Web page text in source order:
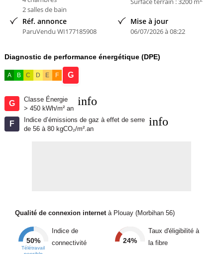
Sophie m
2 salles de bain
Réf. annonce
ParuVendu WI177185908
Mise à jour
06/07/2026 à 08:22
Diagnostic de performance énergétique (DPE)
A B C D E F G
G
Classe Énergie
> 450 kWh/m² an
info
F
Indice d’émissions de gaz à effet de serre
de 56 à 80 kgCO₂/m².an
info
Qualité de connexion internetà Plouay (Morbihan 56)
50%
Télétravail
Indice de
connectivité
24%
Taux d'éligibilité à
la fibre